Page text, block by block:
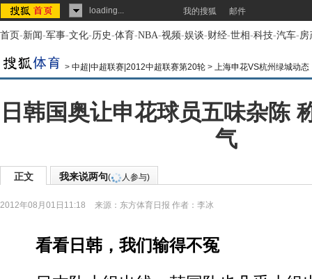
loading... 我的搜狐 邮件
首页-新闻-军事-文化-历史-体育-NBA-视频-娱谈-财经-世相-科技-汽车-房
> 中超|中超联赛|2012中超联赛第20轮 > 上海申花VS杭州绿城动态
日韩国奥让申花球员五味杂陈
气
正文 我来说两句( 人参与)
2012年08月01日11:18 来源： 东方体育日报 作者：李冰
看看日韩，我们输得不冤